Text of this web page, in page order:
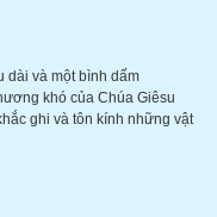
dài và một bình dấm
khó của Chúa Giêsu
ghi và tôn kính những vật